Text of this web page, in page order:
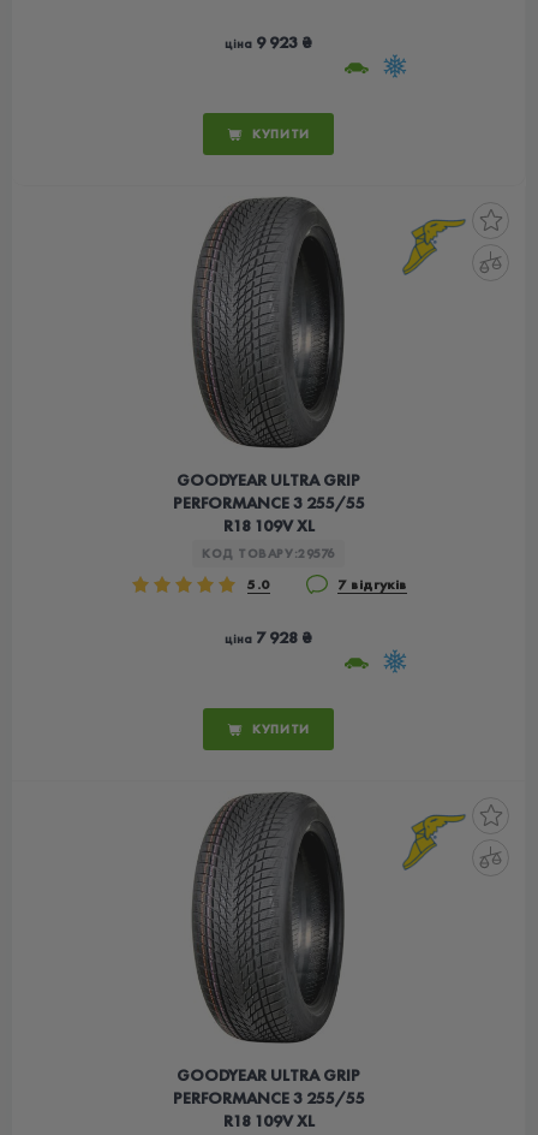
ціна 9 923 ₴
КУПИТИ
GOODYEAR ULTRA GRIP
PERFORMANCE 3 255/55
R18 109V XL
КОД ТОВАРУ:29576
5.0 7 відгуків
ціна 7 928 ₴
КУПИТИ
GOODYEAR ULTRA GRIP
PERFORMANCE 3 255/55
R18 109V XL